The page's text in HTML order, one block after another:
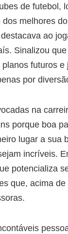
de futebol,
dos melhores
ao
Sinalizou
futuros e
por
na
porque boa
lugar a sua
incríveis.
potencializa
que, acima